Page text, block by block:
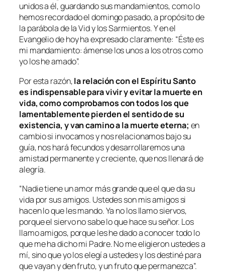
unidos a él, guardando sus mandamientos, como lo
hemos recordado el domingo pasado, a propósito de
la parábola de la Vid y los Sarmientos. Y en el
Evangelio de hoy ha expresado claramente: “Éste es
mi mandamiento: ámense los unos a los otros como
yo los he amado”.
Por esta razón,la relación con el Espíritu Santo
es indispensable para vivir y evitar la muerte en
vida, como comprobamos con todos los que
lamentablemente pierden el sentido de su
existencia, y van camino a la muerte eterna; en
cambio si invocamos y nos relacionamos bajo su
guía, nos hará fecundos y desarrollaremos una
amistad permanente y creciente, que nos llenará de
alegría.
“Nadie tiene un amor más grande que el que da su
vida por sus amigos. Ustedes son mis amigos si
hacen lo que les mando. Ya no los llamo siervos,
porque el siervo no sabe lo que hace su señor. Los
llamo amigos, porque les he dado a conocer todo lo
que me ha dicho mi Padre. No me eligieron ustedes a
mí, sino que yo los elegí a ustedes y los destiné para
que vayan y den fruto, y un fruto que permanezca”.